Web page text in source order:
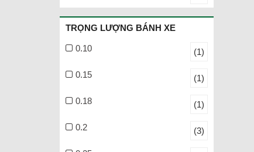
TRỌNG LƯỢNG BÁNH XE
0.10 (1)
0.15 (1)
0.18 (1)
0.2 (3)